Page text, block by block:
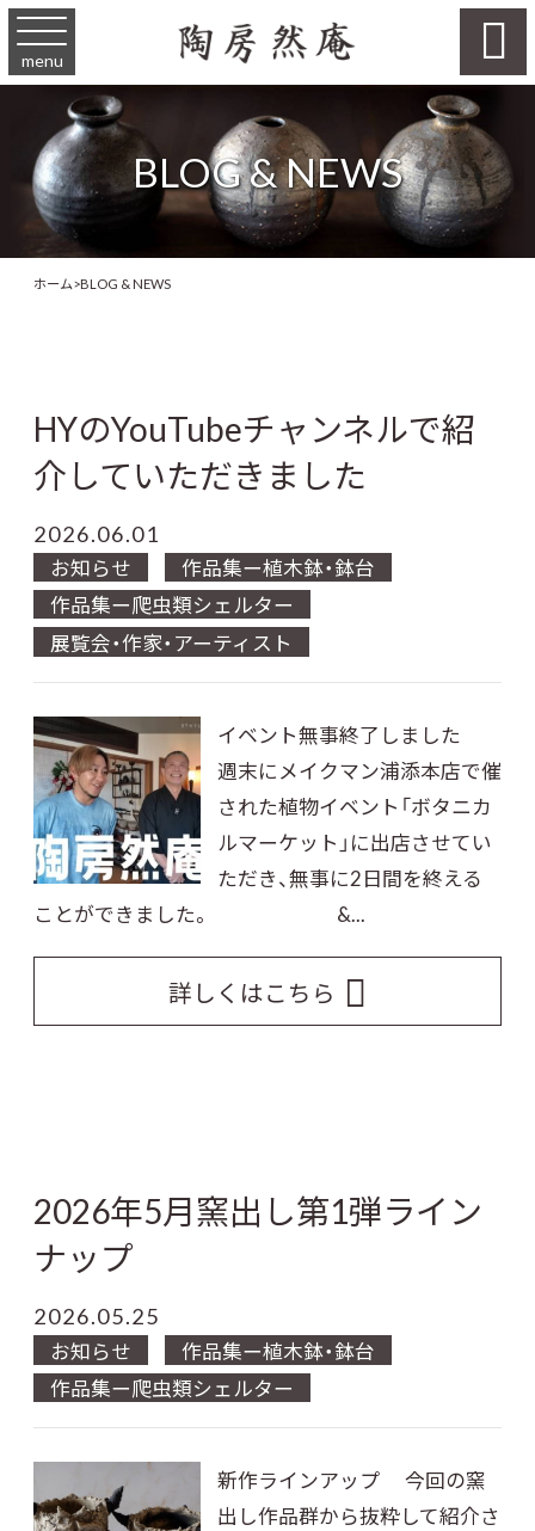
menu 
BLOG & NEWS
ホーム>BLOG & NEWS
HYのYouTubeチャンネルで紹
介していただきました
2026.06.01
お知らせ
作品集ー植木鉢・鉢台
作品集ー爬虫類シェルター
展覧会・作家・アーティスト
イベント無事終了しました
週末にメイクマン浦添本店で催
された植物イベント「ボタニカ
ルマーケット」に出店させてい
ただき、無事に2日間を終える
ことができました。 &...
詳しくはこちら
2026年5月窯出し第1弾ライン
ナップ
2026.05.25
お知らせ
作品集ー植木鉢・鉢台
作品集ー爬虫類シェルター
新作ラインアップ 今回の窯
出し作品群から抜粋して紹介さ